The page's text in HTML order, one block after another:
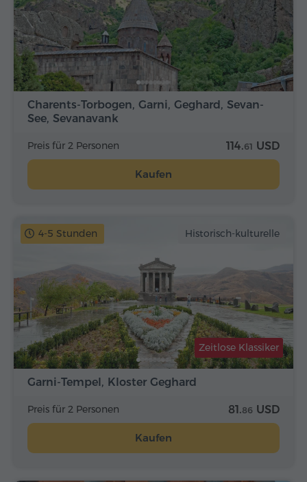
Charents-Torbogen, Garni, Geghard, Sevan-
See, Sevanavank
Preis für 2 Personen 114.61 USD
Kaufen
4-5 Stunden Historisch-kulturelle
Garni-Tempel, Kloster Geghard
Zeitlose Klassiker
Preis für 2 Personen 81.86 USD
Kaufen